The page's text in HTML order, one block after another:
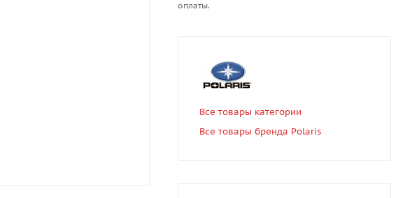
оплаты.
Все товары категории
Все товары бренда Polaris